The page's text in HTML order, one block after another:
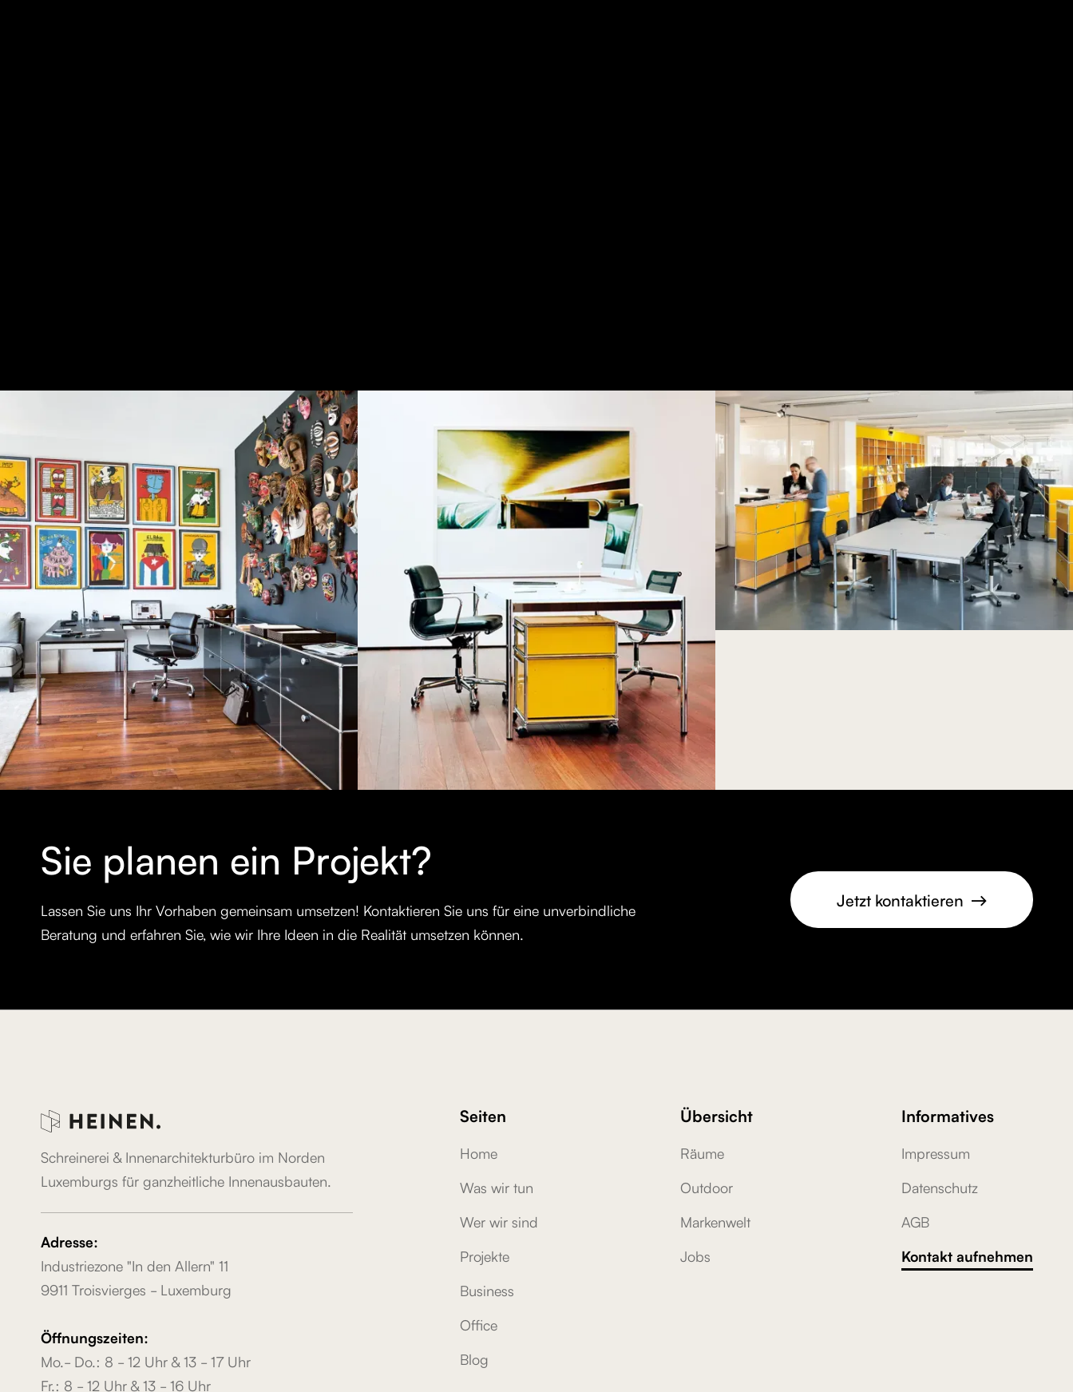
Sie planen ein Projekt?
Lassen Sie uns Ihr Vorhaben gemeinsam umsetzen! Kontaktieren Sie uns für eine unverbindliche
Beratung und erfahren Sie, wie wir Ihre Ideen in die Realität umsetzen können.
Jetzt kontaktieren 
Schreinerei & Innenarchitekturbüro im Norden
Luxemburgs für ganzheitliche Innenausbauten.
Adresse:
Industriezone "In den Allern" 11
9911 Troisvierges - Luxemburg
Öffnungszeiten:
Mo.- Do.: 8 - 12 Uhr & 13 - 17 Uhr
Fr.: 8 - 12 Uhr & 13 - 16 Uhr
Seiten
Home
Was wir tun
Wer wir sind
Projekte
Business
Office
Blog
Übersicht
Räume
Outdoor
Markenwelt
Jobs
Informatives
Impressum
Datenschutz
AGB
Kontakt aufnehmen